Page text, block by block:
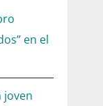
en el
joven